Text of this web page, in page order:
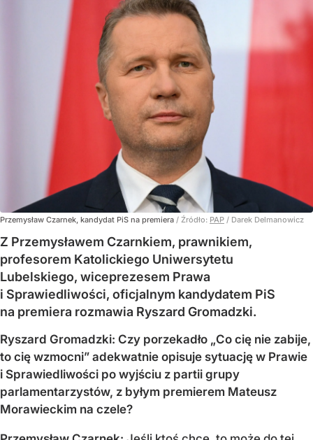
Przemysław Czarnek, kandydat PiS na premiera / Źródło: PAP / Darek Delmanowicz
Z Przemysławem Czarnkiem, prawnikiem,
profesorem Katolickiego Uniwersytetu
Lubelskiego, wiceprezesem Prawa
i Sprawiedliwości, oficjalnym kandydatem PiS
na premiera rozmawia Ryszard Gromadzki.
Ryszard Gromadzki: Czy porzekadło „Co cię nie zabije,
to cię wzmocni” adekwatnie opisuje sytuację w Prawie
i Sprawiedliwości po wyjściu z partii grupy
parlamentarzystów, z byłym premierem Mateusz
Morawieckim na czele?